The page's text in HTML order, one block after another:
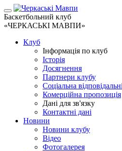
Баскетбольний клуб
«ЧЕРКАСЬКІ МАВПИ»
Клуб
Інформація по клуб
Історія
Досягнення
Партнери клубу
Соціальна
Комерційна пропозиція
Дані для зв'язку
Контактні дані
Новини
Новини клубу
Відео
Фотогалерея